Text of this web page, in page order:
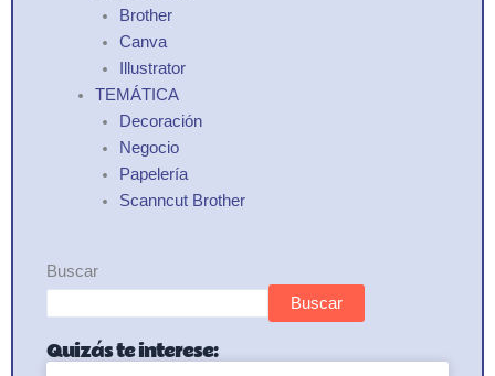
Brother
Canva
Illustrator
TEMÁTICA
Decoración
Negocio
Papelería
Scanncut Brother
Buscar
Buscar
Quizás te interese: